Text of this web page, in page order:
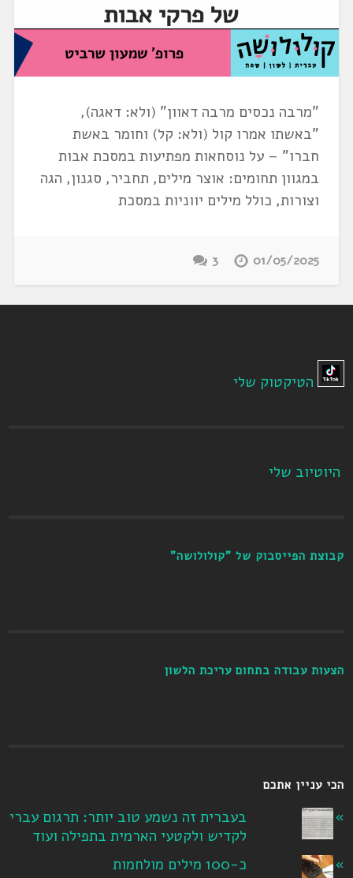
"מרבה נכסים מרבה דאוון" (ולא: דאגה),
"באשתו אמרו קול (ולא: קל) וחומר באשת
חברו" – על נוסחאות מפתיעות במסכת אבות
במגוון תחומים: אוצר מילים, תחביר, סגנון, הגה
וצורות, כולל מילים יווניות במסכת
01/05/2025
3
הטיקטוק שלי
היוטיוב שלי
קבוצת הפייסבוק של "קולולושה"
הצעות עבודה בתחום עריכת הלשון
הכי עניין אתכם
בעברית זה נשמע טוב יותר: תרגום עברי
לקדיש ולקטעי הארמית בתפילה ועוד
כ-100 מילים מולחמות